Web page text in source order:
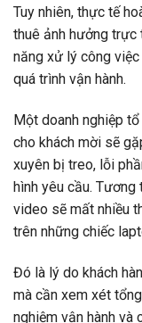
Tuy nhiên, thực tế
thuê ảnh hưởng trực
năng xử lý công
quá trình vận hành.
Một doanh nghiệp
cho khách mời sẽ
xuyên bị treo, lỗi
hình yêu cầu.
video sẽ mất nhiều
trên những chiếc
Đó là lý do khách
mà cần xem xét
nghiệm vận hành và